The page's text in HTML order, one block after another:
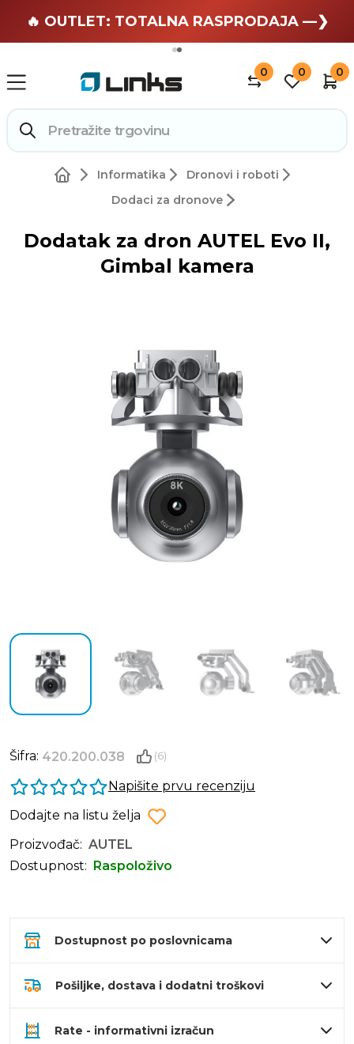
🏄 Zaslužuješ odmor —❯
🔥 OUTLET: TOTALNA RASPRODAJA —❯
0 0 0
Informatika
Dronovi i roboti
Dodaci za dronove
Dodatak za dron AUTEL Evo II,
Gimbal kamera
Šifra: 420.200.038 (6)
Napišite prvu recenziju
Dodajte na listu želja
Proizvođač: AUTEL
Dostupnost:
Raspoloživo
Dostupnost po poslovnicama
Pošiljke, dostava i dodatni troškovi
Rate - informativni izračun